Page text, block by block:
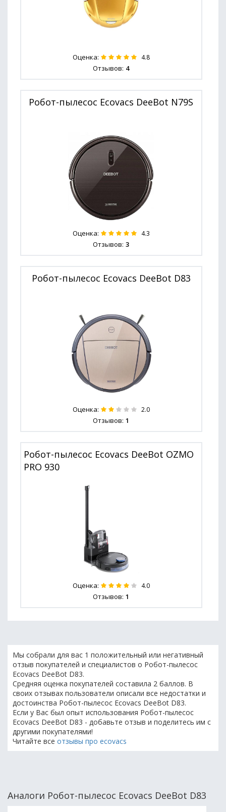
Оценка: 4.8
Отзывов: 4
Робот-пылесос Ecovacs DeeBot N79S
Оценка: 4.3
Отзывов: 3
Робот-пылесос Ecovacs DeeBot D83
Оценка: 2.0
Отзывов: 1
Робот-пылесос Ecovacs DeeBot OZMO
PRO 930
Оценка: 4.0
Отзывов: 1
Мы собрали для вас 1 положительный или негативный
отзыв покупателей и специалистов о Робот-пылесос
Ecovacs DeeBot D83.
Средняя оценка покупателей составила 2 баллов. В
своих отзывах пользователи описали все недостатки и
достоинства Робот-пылесос Ecovacs DeeBot D83.
Если у Вас был опыт использования Робот-пылесос
Ecovacs DeeBot D83 - добавьте отзыв и поделитесь им с
другими покупателями!
Читайте все отзывы про ecovacs
Аналоги Робот-пылесос Ecovacs DeeBot D83